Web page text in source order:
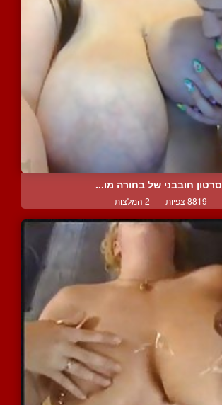
סרטון חובבני של בחורה מו...
8819 צפיות | 2 המלצות